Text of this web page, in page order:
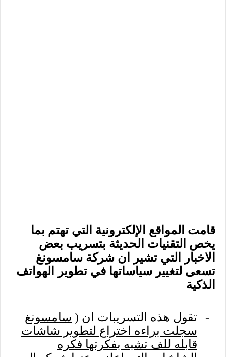
قامت المواقع الإلكترونية التي تهتم بما
يخص التقنيات الحديثة بتسريب بعض
الاخبار التي تشير ان شركة سامسونغ
تسعى لتغيير سياساتها في تطوير الهواتف
الذكية
- تقول هذه التسريبات ان ( سامسونغ
سجلت براءه اختراع لتطوير شاشات
قابله للف تشبه بفكرتها فكره